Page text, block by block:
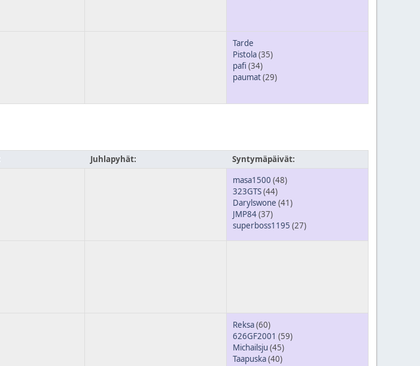
Tarde
Pistola(35)
pafi (34)
paumat(29)
Juhlapyhät: Syntymäpäivät:
masa1500 (48)
323GTS(44)
Darylswone (41)
JMP84(37)
superboss1195 (27)
Reksa(60)
626GF2001 (59)
Michailsju (45)
Taapuska(40)